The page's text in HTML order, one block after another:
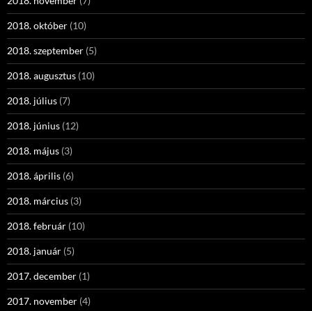
2018. október (10)
2018. szeptember (5)
2018. augusztus (10)
2018. július (7)
2018. június (12)
2018. május (3)
2018. április (6)
2018. március (3)
2018. február (10)
2018. január (5)
2017. december (1)
2017. november (4)